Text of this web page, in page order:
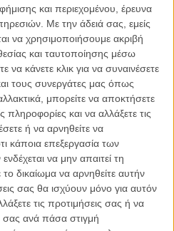
και περιεχομένου, έρευνα
Με την άδειά σας, εμείς
να χρησιμοποιήσουμε ακριβή
και ταυτοποίησης μέσω
κάνετε κλικ για να συναινέσετε
τους συνεργάτες μας όπως
μπορείτε να αποκτήσετε
και να αλλάξετε τις
ή να αρνηθείτε να
κάποια επεξεργασία των
να μην απαιτεί τη
δικαίωμα να αρνηθείτε αυτήν
σας θα ισχύουν μόνο για αυτόν
τις προτιμήσεις σας ή να
σας ανά πάσα στιγμή
μια ταινία είναι να μη νιώσω, σε
ή προσπαθεί να εκμαιεύσει
ή να με καθοδηγήσει σ’ ένα
να σκεφτώ. Οπότε, επειδή κάθε
οποίες θέλει να βλέπει, γι’ αυτό πήρα
την άποψή μου, αλλά αυτή δεν
του θεατή.
μια νοσηλεύτρια που δουλεύει
Είναι ένας πολύ μοναχικός
επάγγελμα της νοσηλεύτριας, το
έχει συγκεκριμένα ωράρια, άρα
ζωή. Από την άλλη είναι κι ένα
να προσφέρει. Η ταινία έχει δύο
έναν μοναχικό άνθρωπο ο